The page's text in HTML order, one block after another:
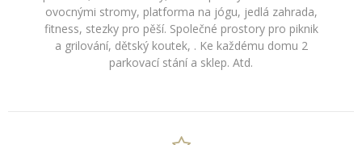
ovocnými stromy, platforma na jógu, jedlá zahrada,
fitness, stezky pro pěší. Společné prostory pro piknik
a grilování, dětský koutek, . Ke každému domu 2
parkovací stání a sklep. Atd.